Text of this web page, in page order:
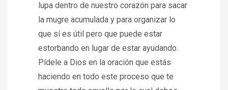
lupa dentro de nuestro corazón para sacar
la mugre acumulada y para organizar lo
que sí es útil pero que puede estar
estorbando en lugar de estar ayudando.
Pídele a Dios en la oración que estás
haciendo en todo este proceso que te